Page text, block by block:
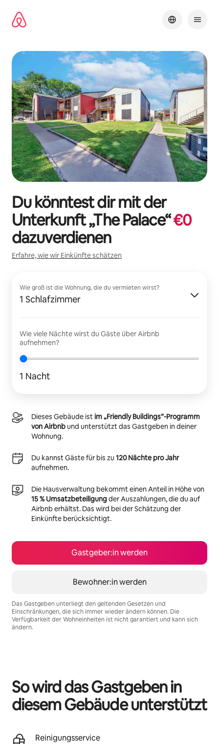
Inhalten
springen
Du könntest dir mit der
Unterkunft „The Palace“€0
dazuverdienen
Erfahre, wie wir Einkünfte schätzen
Wie groß ist die Wohnung, die du vermieten wirst?
1 Schlafzimmer
Wie viele Nächte wirst du Gäste über Airbnb
aufnehmen?
1 Nacht
Dieses Gebäude istim „Friendly Buildings“-Programm
von Airbnbund unterstützt das Gastgeben in deiner
Wohnung.
Du kannst Gäste für bis zu 120 Nächte pro Jahr
aufnehmen.
Die Hausverwaltung bekommt einen Anteil in Höhe von
15 % Umsatzbeteiligungder Auszahlungen, die du auf
Airbnb erhältst. Das wird bei der Schätzung der
Einkünfte berücksichtigt.
Gastgeber:in werden
Bewohner:in werden
Das Gastgeben unterliegt den geltenden Gesetzen und
Einschränkungen, die sich immer wieder ändern können. Die
Verfügbarkeit der Wohneinheiten ist nicht garantiert und kann sich
ändern.
So wird das Gastgeben in
diesem Gebäude unterstützt
Reinigungsservice